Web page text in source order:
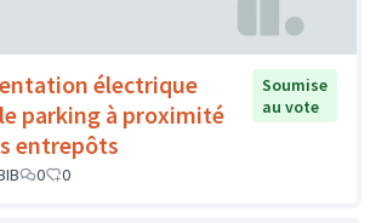
électrique
parking à proximité
entrepôts
Soumise
au vote
0 0